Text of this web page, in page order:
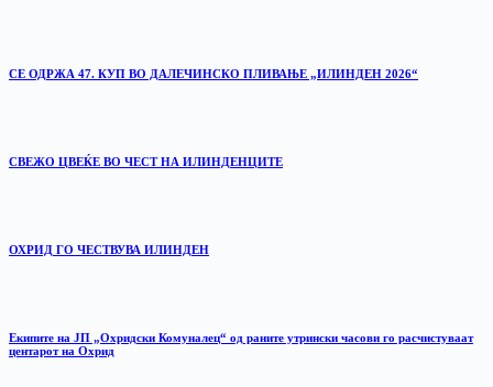
СЕ ОДРЖА 47. КУП ВО ДАЛЕЧИНСКО ПЛИВАЊЕ „ИЛИНДЕН 2026“
‎СВЕЖО ЦВЕЌЕ ВО ЧЕСТ НА ИЛИНДЕНЦИТЕ
ОХРИД ГО ЧЕСТВУВА ИЛИНДЕН
Екипите на ЈП „Охридски Комуналец“ од раните утрински часови го расчистуваат
центарот на Охрид